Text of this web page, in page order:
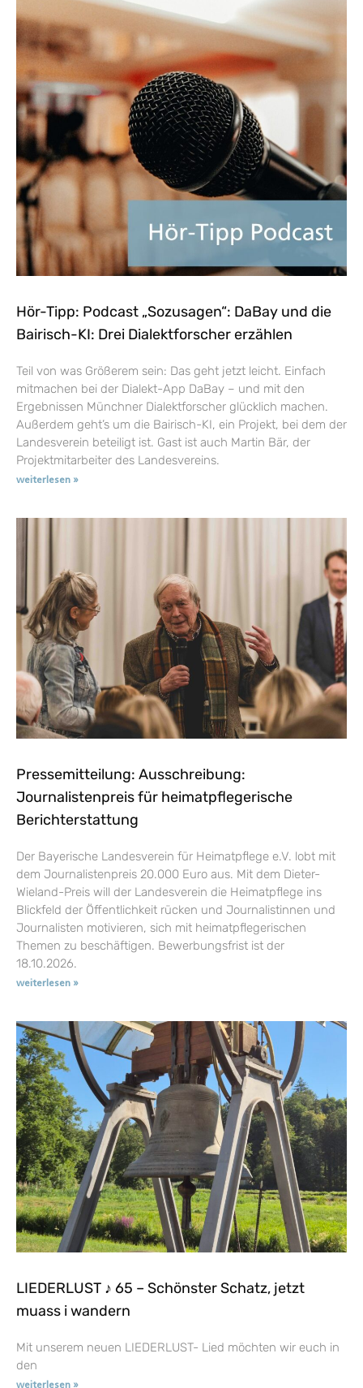
Hör-Tipp: Podcast „Sozusagen“: DaBay und die
Bairisch-KI: Drei Dialektforscher erzählen
Teil von was Größerem sein: Das geht jetzt leicht. Einfach
mitmachen bei der Dialekt-App DaBay – und mit den
Ergebnissen Münchner Dialektforscher glücklich machen.
Außerdem geht’s um die Bairisch-KI, ein Projekt, bei dem der
Landesverein beteiligt ist. Gast ist auch Martin Bär, der
Projektmitarbeiter des Landesvereins.
weiterlesen »
Pressemitteilung: Ausschreibung:
Journalistenpreis für heimatpflegerische
Berichterstattung
Der Bayerische Landesverein für Heimatpflege e.V. lobt mit
dem Journalistenpreis 20.000 Euro aus. Mit dem Dieter-
Wieland-Preis will der Landesverein die Heimatpflege ins
Blickfeld der Öffentlichkeit rücken und Journalistinnen und
Journalisten motivieren, sich mit heimatpflegerischen
Themen zu beschäftigen. Bewerbungsfrist ist der
18.10.2026.
weiterlesen »
LIEDERLUST ♪ 65 – Schönster Schatz, jetzt
muass i wandern
Mit unserem neuen LIEDERLUST- Lied möchten wir euch in
den
weiterlesen »